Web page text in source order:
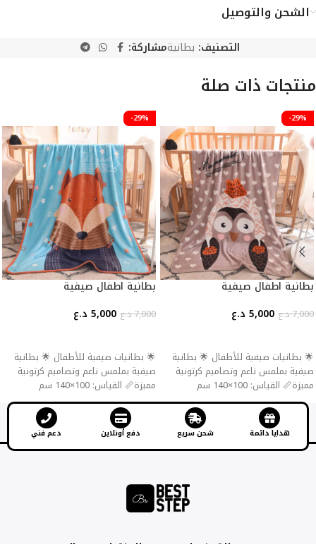
الشحن والتوصيل
التصنيف: بطانيةمشاركة:
منتجات ذات صلة
-29%
بطانية اطفال صيفية
7,000د.ع 5,000 د.ع
🌟 بطانيات صيفية للأطفال 🌟 بطانية
صيفية بملمس ناعم وتصاميم كرتونية
مميزة📏 القياس: 100×140 سم
-29%
بطانية اطفال صيفية
7,000د.ع 5,000 د.ع
🌟 بطانيات صيفية للأطفال 🌟 بطانية
صيفية بملمس ناعم وتصاميم كرتونية
مميزة📏 القياس: 100×140 سم
هدايا دائمة شحن سريع دفع أونلاين دعم فني